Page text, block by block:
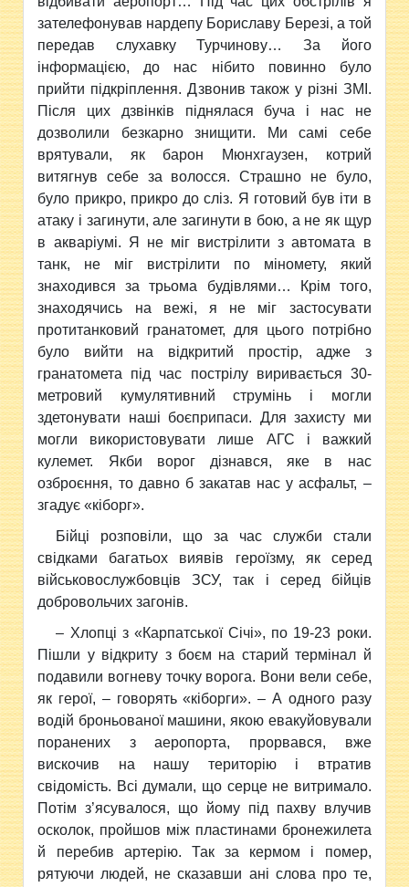
зателефонував нардепу Бориславу Березі, а той
передав слухавку Турчинову… За його
інформацією, до нас нібито повинно було
прийти підкріплення. Дзвонив також у різні ЗМІ.
Після цих дзвінків піднялася буча і нас не
дозволили безкарно знищити. Ми самі себе
врятували, як барон Мюнхгаузен, котрий
витягнув себе за волосся. Страшно не було,
було прикро, прикро до сліз. Я готовий був іти в
атаку і загинути, але загинути в бою, а не як щур
в акваріумі. Я не міг вистрілити з автомата в
танк, не міг вистрілити по міномету, який
знаходився за трьома будівлями… Крім того,
знаходячись на вежі, я не міг застосувати
протитанковий гранатомет, для цього потрібно
було вийти на відкритий простір, адже з
гранатомета під час пострілу виривається 30-
метровий кумулятивний струмінь і могли
здетонувати наші боєприпаси. Для захисту ми
могли використовувати лише АГС і важкий
кулемет. Якби ворог дізнався, яке в нас
озброєння, то давно б закатав нас у асфальт, –
згадує «кіборг».
Бійці розповіли, що за час служби стали
свідками багатьох виявів героїзму, як серед
військовослужбовців ЗСУ, так і серед бійців
добровольчих загонів.
– Хлопці з «Карпатської Січі», по 19-23 роки.
Пішли у відкриту з боєм на старий термінал й
подавили вогневу точку ворога. Вони вели себе,
як герої, – говорять «кіборги». – А одного разу
водій броньованої машини, якою евакуйовували
поранених з аеропорта, прорвався, вже
вискочив на нашу територію і втратив
свідомість. Всі думали, що серце не витримало.
Потім з’ясувалося, що йому під пахву влучив
осколок, пройшов між пластинами бронежилета
й перебив артерію. Так за кермом і помер,
рятуючи людей, не сказавши ані слова про те,